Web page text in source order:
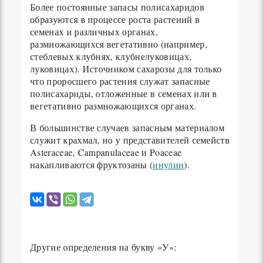
Более постоянные запасы полисахаридов
образуются в процессе роста растений в
семенах и различных органах,
размножающихся вегетативно (например,
стеблевых клубнях, клубнелуковицах,
луковицах). Источником сахарозы для только
что проросшего растения служат запасные
полисахариды, отложенные в семенах или в
вегетативно размножающихся органах.
В большинстве случаев запасным материалом
служит крахмал, но у представителей семейств
Asteraceae, Campanulaceae и Poaceae
накапливаются фруктозаны (инулин).
Другие определения на букву «У»: